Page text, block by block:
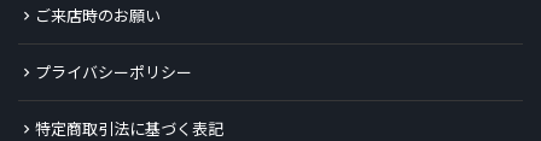
ご来店時のお願い
プライバシーポリシー
特定商取引法に基づく表記